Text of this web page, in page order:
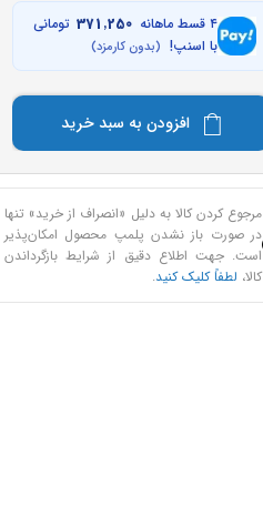
۴ قسط ماهانه 371٬250 تومانی
با اسنپ! (بدون کارمزد)
افزودن به سبد خرید
مرجوع کردن کالا به دلیل «انصراف از خرید» تنها
در صورت باز نشدن پلمپ محصول امکان‌پذیر
است. جهت اطلاع دقیق از شرایط بازگرداندن
کالا، لطفاً کلیک کنید.